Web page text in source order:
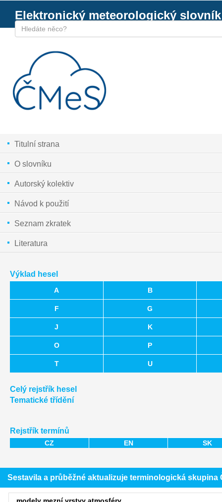
Elektronický meteorologický slovník
Titulní strana
O slovníku
Autorský kolektiv
Návod k použití
Seznam zkratek
Literatura
Výklad hesel
A B
F G
J K
O P
T U
Celý rejstřík hesel
Tematické třídění
Rejstřík termínů
CZ EN SK
Sestavila a průběžné aktualizuje terminologická